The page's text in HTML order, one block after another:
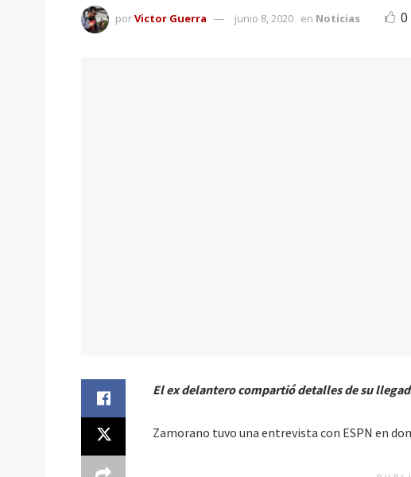
porVictor Guerra junio 8, 2020 en Noticias 0
El ex delantero compartió detalles de su
Zamorano tuvo una entrevista con ESPN en